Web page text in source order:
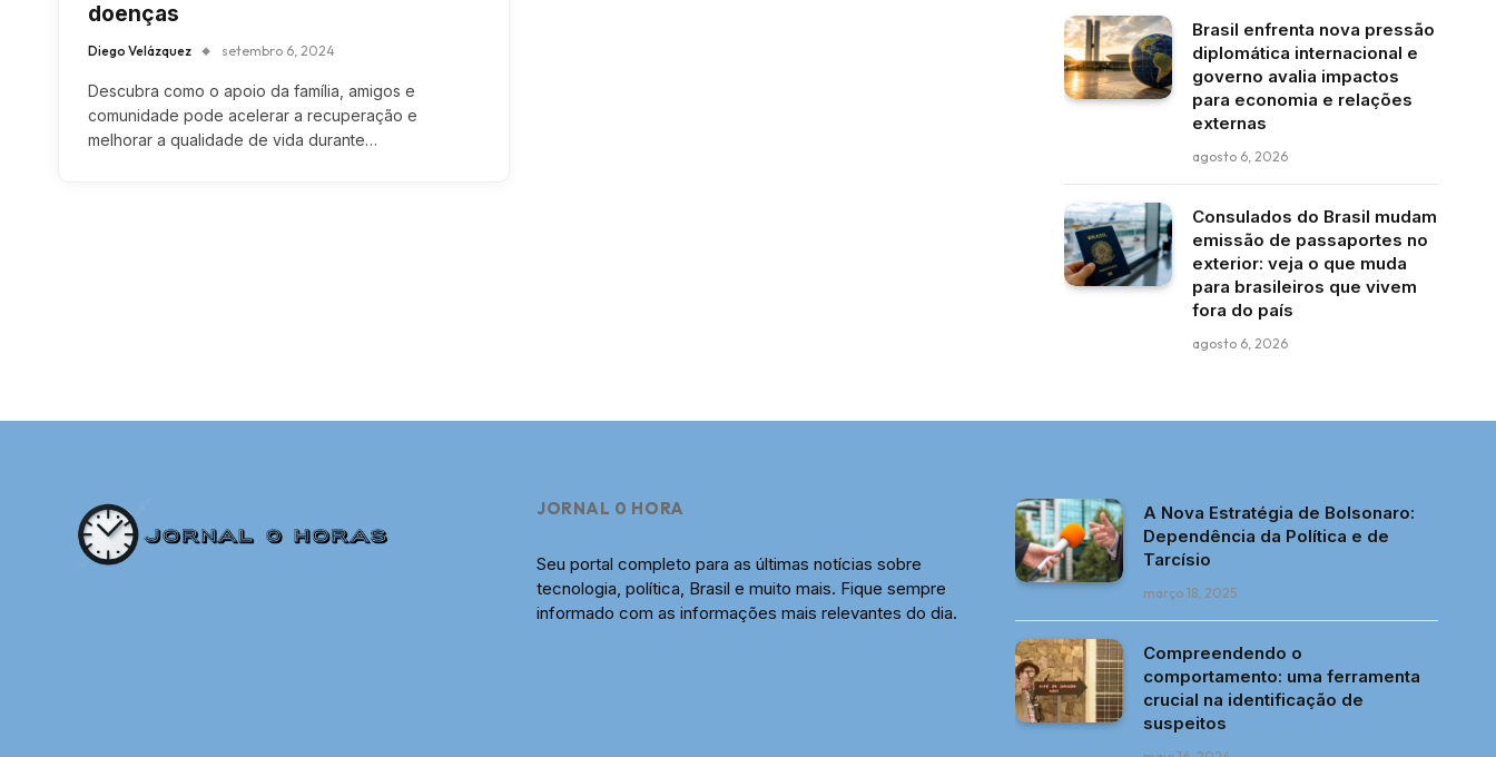
doenças
Diego Velázquez setembro 6, 2024
Descubra como o apoio da família, amigos e
comunidade pode acelerar a recuperação e
melhorar a qualidade de vida durante…
Brasil enfrenta nova pressão
diplomática internacional e
governo avalia impactos
para economia e relações
externas
agosto 6, 2026
Consulados do Brasil mudam
emissão de passaportes no
exterior: veja o que muda
para brasileiros que vivem
fora do país
agosto 6, 2026
JORNAL 0 HORA
Seu portal completo para as últimas notícias sobre
tecnologia, política, Brasil e muito mais. Fique sempre
informado com as informações mais relevantes do dia.
A Nova Estratégia de Bolsonaro:
Dependência da Política e de
Tarcísio
março 18, 2025
Compreendendo o
comportamento: uma ferramenta
crucial na identificação de
suspeitos